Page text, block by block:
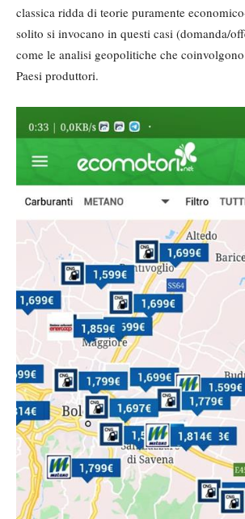
classica ridda di teorie puramente
solito si invocano in questi casi (domanda/
come le analisi geopolitiche che
Paesi produttori.